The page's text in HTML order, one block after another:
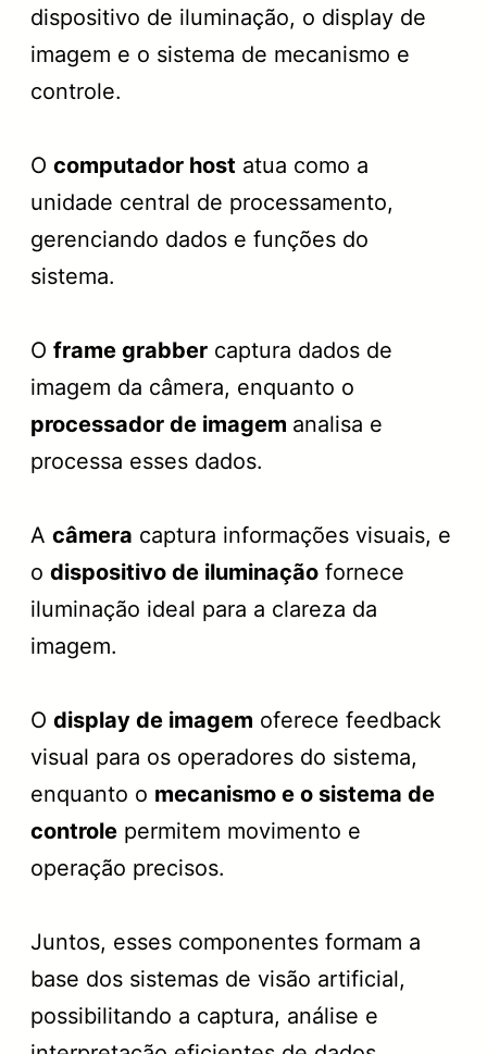
dispositivo de iluminação, o display de
imagem e o sistema de mecanismo e
controle.
O computador host atua como a
unidade central de processamento,
gerenciando dados e funções do
sistema.
O frame grabber captura dados de
imagem da câmera, enquanto o
processador de imagem analisa e
processa esses dados.
A câmera captura informações visuais, e
o dispositivo de iluminação fornece
iluminação ideal para a clareza da
imagem.
O display de imagem oferece feedback
visual para os operadores do sistema,
enquanto o mecanismo e o sistema de
controle permitem movimento e
operação precisos.
Juntos, esses componentes formam a
base dos sistemas de visão artificial,
possibilitando a captura, análise e